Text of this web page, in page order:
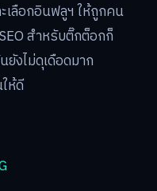
เลือกอินฟลูฯ ให้ถูกคน
สำหรับติ๊กต็อกก็
ยังไม่ดุเดือดมาก
ห้ดี